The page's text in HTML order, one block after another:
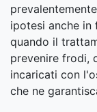
ipotesi anche in
quando il
prevenire frodi,
incaricati con
che ne